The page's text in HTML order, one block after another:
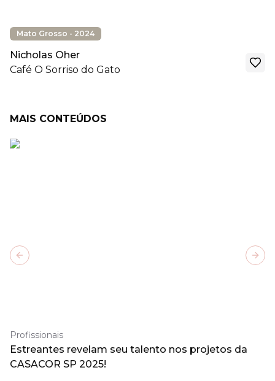
Mato Grosso - 2024
Nicholas Oher
Café O Sorriso do Gato
MAIS CONTEÚDOS
Profissionais
Estreantes revelam seu talento nos projetos da
CASACOR SP 2025!
Previous slide